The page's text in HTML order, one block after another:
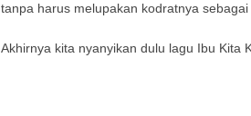
tanpa harus melupakan kodratnya sebagai
Akhirnya kita nyanyikan dulu lagu Ibu Kita